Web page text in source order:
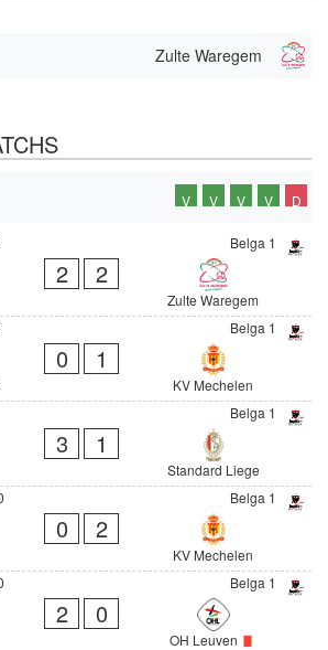
Zulte Waregem
V V V V D
Belga 1
2 2
Zulte Waregem
Belga 1
0 1
KV Mechelen
Belga 1
3 1
Standard Liege
Belga 1
0 2
KV Mechelen
Belga 1
2 0
OH Leuven